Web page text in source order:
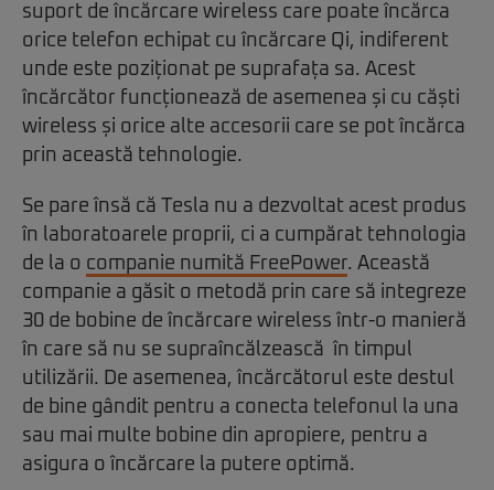
suport de încărcare wireless care poate încărca
orice telefon echipat cu încărcare Qi, indiferent
unde este poziționat pe suprafața sa. Acest
încărcător funcționează de asemenea și cu căști
wireless și orice alte accesorii care se pot încărca
prin această tehnologie.
Se pare însă că Tesla nu a dezvoltat acest produs
în laboratoarele proprii, ci a cumpărat tehnologia
de la o companie numită FreePower. Această
companie a găsit o metodă prin care să integreze
30 de bobine de încărcare wireless într-o manieră
în care să nu se supraîncălzească în timpul
utilizării. De asemenea, încărcătorul este destul
de bine gândit pentru a conecta telefonul la una
sau mai multe bobine din apropiere, pentru a
asigura o încărcare la putere optimă.